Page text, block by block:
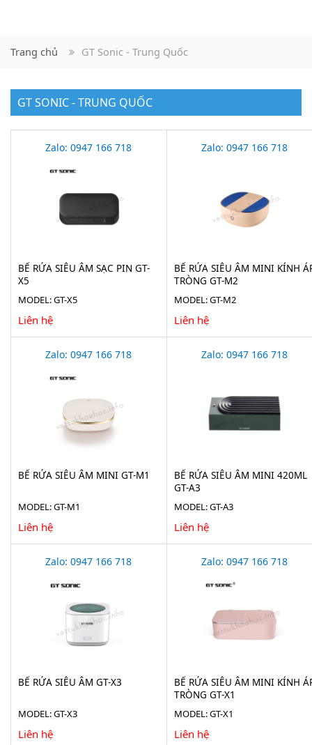
Trang chủ GT Sonic - Trung Quốc
GT SONIC - TRUNG QUỐC
Zalo: 0947 166 718
BỂ RỬA SIÊU ÂM SẠC PIN GT-
X5
MODEL: GT-X5
Liên hệ
Zalo: 0947 166 718
BỂ RỬA SIÊU ÂM MINI KÍNH
TRÒNG GT-M2
MODEL: GT-M2
Liên hệ
Zalo: 0947 166 718
BỂ RỬA SIÊU ÂM MINI GT-M1
MODEL: GT-M1
Liên hệ
Zalo: 0947 166 718
BỂ RỬA SIÊU ÂM MINI 420ML
GT-A3
MODEL: GT-A3
Liên hệ
Zalo: 0947 166 718
BỂ RỬA SIÊU ÂM GT-X3
MODEL: GT-X3
Liên hệ
Zalo: 0947 166 718
BỂ RỬA SIÊU ÂM MINI KÍNH
TRÒNG GT-X1
MODEL: GT-X1
Liên hệ